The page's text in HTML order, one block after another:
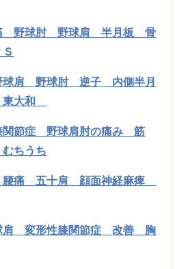
野球肘 野球肩 半月板 骨
肩 野球肘 逆子 内側半月
大和
節症 野球肩肘の痛み 筋
ちうち
痛 五十肩 顔面神経麻痺
肩 変形性膝関節症 改善 胸